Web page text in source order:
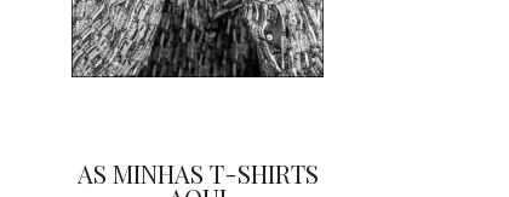
AS MINHAS T-SHIRTS